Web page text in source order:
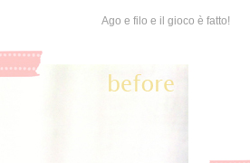
Ago e filo e il gioco è fatto!